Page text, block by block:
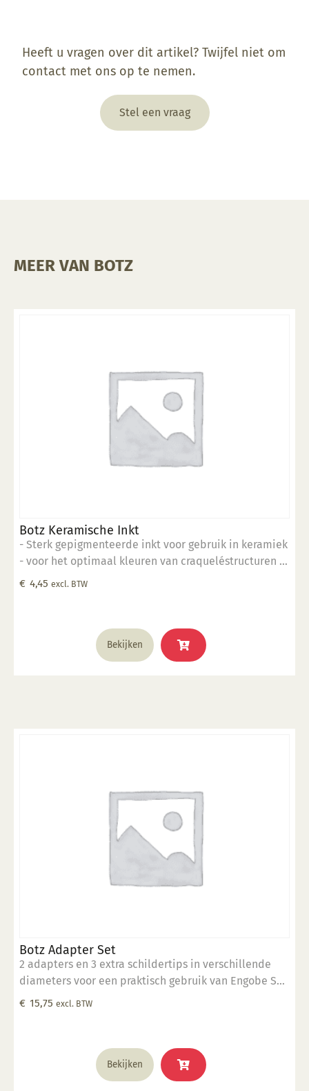
Heeft u vragen over dit artikel? Twijfel niet om
contact met ons op te nemen.
Stel een vraag
MEER VAN BOTZ
Botz Keramische Inkt
- Sterk gepigmenteerde inkt voor gebruik in keramiek
- voor het optimaal kleuren van craqueléstructuren in
het oppervlak
€ 4,45 excl. BTW
Bekijken
Botz Adapter Set
2 adapters en 3 extra schildertips in verschillende
diameters voor een praktisch gebruik van Engobe Set
9040 of van de lege flesjesset B9031
€ 15,75 excl. BTW
Bekijken